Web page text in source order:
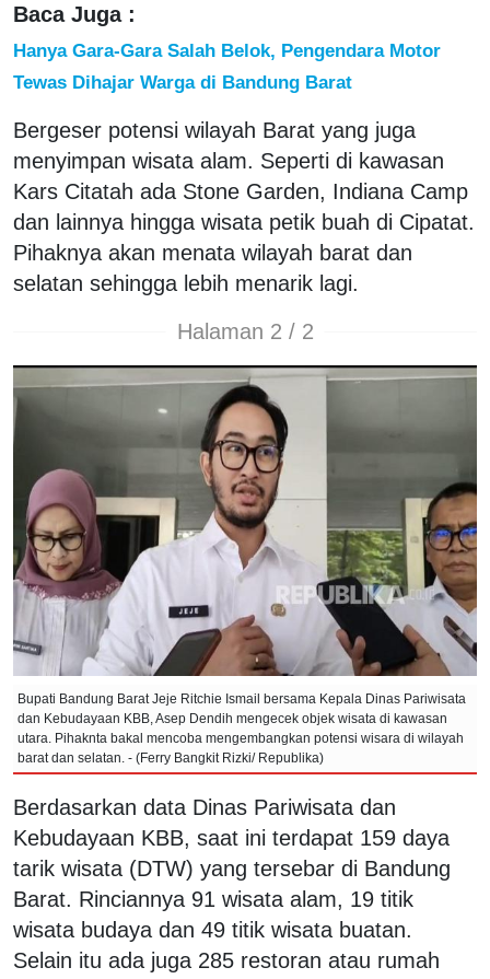
Baca Juga :
Hanya Gara-Gara Salah Belok, Pengendara Motor
Tewas Dihajar Warga di Bandung Barat
Bergeser potensi wilayah Barat yang juga
menyimpan wisata alam. Seperti di kawasan
Kars Citatah ada Stone Garden, Indiana Camp
dan lainnya hingga wisata petik buah di Cipatat.
Pihaknya akan menata wilayah barat dan
selatan sehingga lebih menarik lagi.
Halaman 2 / 2
Bupati Bandung Barat Jeje Ritchie Ismail bersama Kepala Dinas Pariwisata
dan Kebudayaan KBB, Asep Dendih mengecek objek wisata di kawasan
utara. Pihaknta bakal mencoba mengembangkan potensi wisara di wilayah
barat dan selatan. - (Ferry Bangkit Rizki/ Republika)
Berdasarkan data Dinas Pariwisata dan
Kebudayaan KBB, saat ini terdapat 159 daya
tarik wisata (DTW) yang tersebar di Bandung
Barat. Rinciannya 91 wisata alam, 19 titik
wisata budaya dan 49 titik wisata buatan.
Selain itu ada juga 285 restoran atau rumah